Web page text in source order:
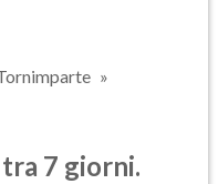
7 giorni.